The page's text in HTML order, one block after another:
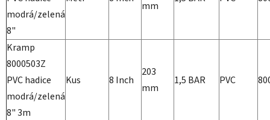
modrá/zelená
8"
mm
Kramp
8000503Z
PVC hadice
modrá/zelená
8" 3m
Kus 8 Inch
203
mm
1,5 BAR PVC